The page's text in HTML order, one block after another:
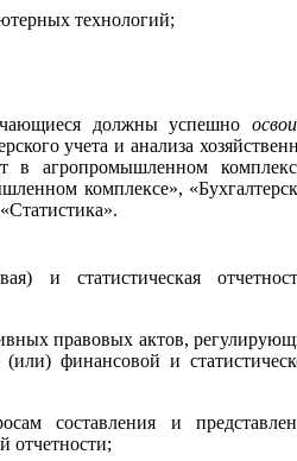
технологий;
должны успешно
учета и анализа
в агропромышленном
комплексе»,
и статистическая
правовых актов,
финансовой и
составления и
отчетности;